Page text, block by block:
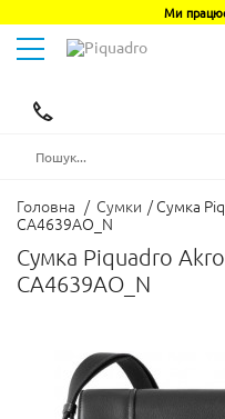
Ми
Toggle
navigation
Головна / Сумки / Сумка
CA4639AO_N
Сумка Piquadro
CA4639AO_N